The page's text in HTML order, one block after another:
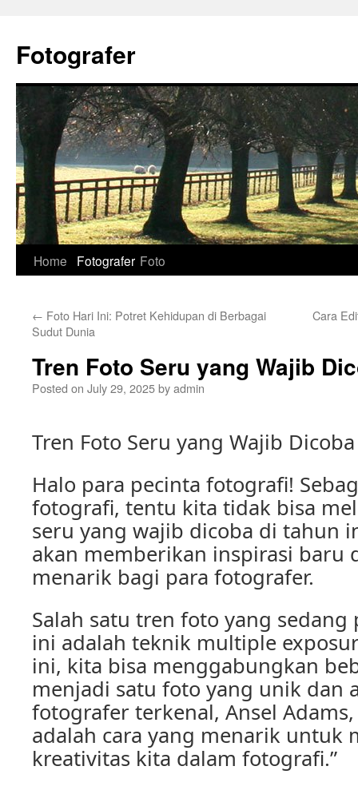
content
Fotografer
Home Fotografer Foto
← Foto Hari Ini: Potret Kehidupan di Berbagai
Sudut Dunia
Cara
Tren Foto Seru yang Wajib
Posted on July 29, 2025byadmin
Tren Foto Seru yang Wajib
Halo para pecinta fotografi!
fotografi, tentu kita tidak bisa
seru yang wajib dicoba di tahun
akan memberikan inspirasi baru
menarik bagi para fotografer.
Salah satu tren foto yang
ini adalah teknik multiple
ini, kita bisa menggabungkan
menjadi satu foto yang unik dan
fotografer terkenal, Ansel
adalah cara yang menarik untuk
kreativitas kita dalam fotografi.”